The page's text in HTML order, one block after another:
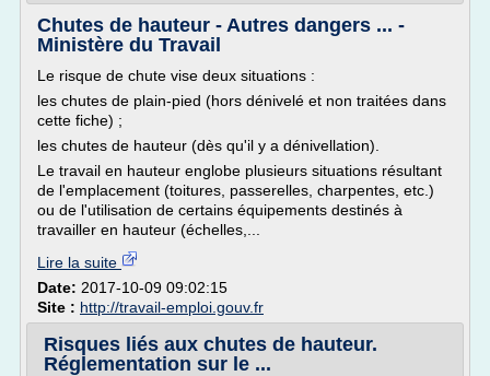
Chutes de hauteur - Autres dangers ... -
Ministère du Travail
Le risque de chute vise deux situations :
les chutes de plain-pied (hors dénivelé et non traitées dans
cette fiche) ;
les chutes de hauteur (dès qu'il y a dénivellation).
Le travail en hauteur englobe plusieurs situations résultant
de l'emplacement (toitures, passerelles, charpentes, etc.)
ou de l'utilisation de certains équipements destinés à
travailler en hauteur (échelles,...
Lire la suite
Date: 2017-10-09 09:02:15
Site : http://travail-emploi.gouv.fr
Risques liés aux chutes de hauteur.
Réglementation sur le ...